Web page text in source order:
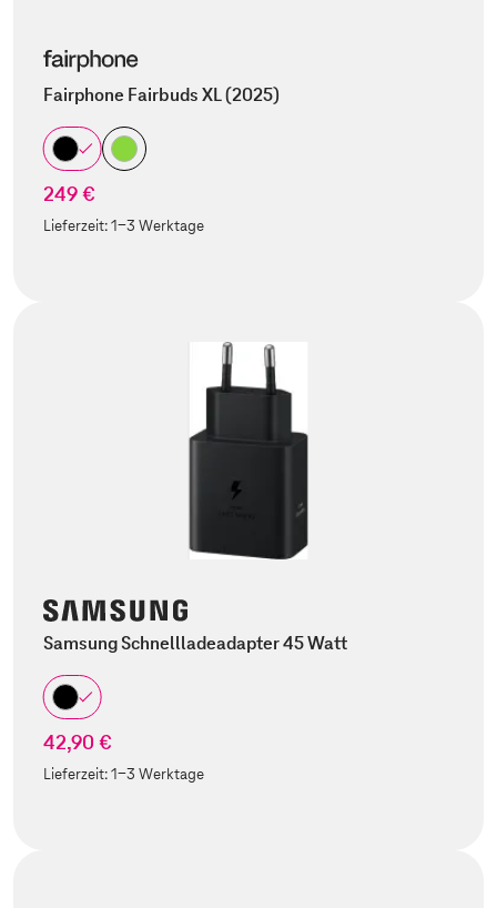
Fairphone Fairbuds XL (2025)
249 €
Lieferzeit:1-3 Werktage
Samsung Schnellladeadapter 45 Watt
42,90 €
Lieferzeit:1-3 Werktage